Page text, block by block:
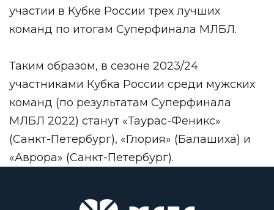
участии в Кубке России трех лучших
команд по итогам Суперфинала МЛБЛ.
Таким образом, в сезоне 2023/24
участниками Кубка России среди мужских
команд (по результатам Суперфинала
МЛБЛ 2022) станут «Таурас-Феникс»
(Санкт-Петербург), «Глория» (Балашиха) и
«Аврора» (Санкт-Петербург).